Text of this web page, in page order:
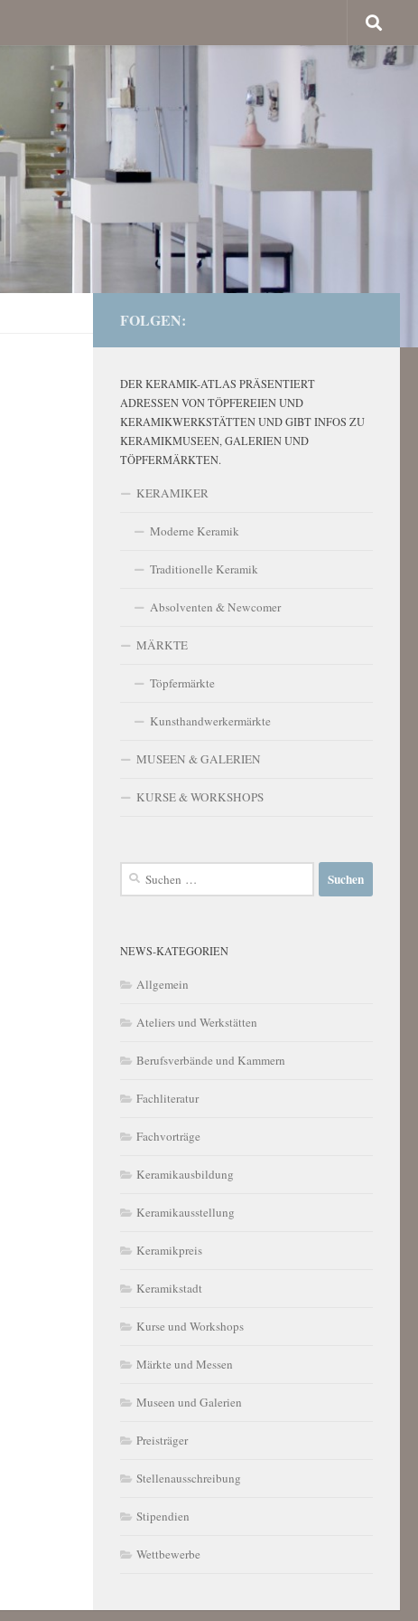
FOLGEN:
DER KERAMIK-ATLAS PRÄSENTIERT
ADRESSEN VON TÖPFEREIEN UND
KERAMIKWERKSTÄTTEN UND GIBT INFOS ZU
KERAMIKMUSEEN, GALERIEN UND
TÖPFERMÄRKTEN.
KERAMIKER
Moderne Keramik
Traditionelle Keramik
Absolventen & Newcomer
MÄRKTE
Töpfermärkte
Kunsthandwerkermärkte
MUSEEN & GALERIEN
KURSE & WORKSHOPS
Suchen
NEWS-KATEGORIEN
Allgemein
Ateliers und Werkstätten
Berufsverbände und Kammern
Fachliteratur
Fachvorträge
Keramikausbildung
Keramikausstellung
Keramikpreis
Keramikstadt
Kurse und Workshops
Märkte und Messen
Museen und Galerien
Preisträger
Stellenausschreibung
Stipendien
Wettbewerbe